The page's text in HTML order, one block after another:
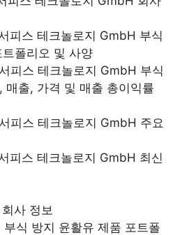
피스 테크놀로지 GmbH 부식
폴리오 및 사양
피스 테크놀로지 GmbH 부식
매출, 가격 및 매출 총이익률
피스 테크놀로지 GmbH 주요
피스 테크놀로지 GmbH 최신
사 정보
식 방지 윤활유 제품 포트폴